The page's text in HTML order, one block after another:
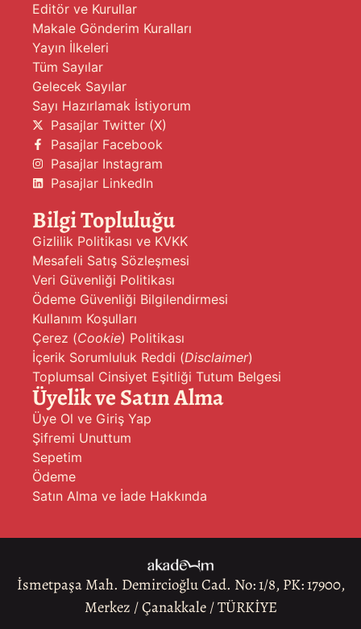
Editör ve Kurullar
Makale Gönderim Kuralları
Yayın İlkeleri
Tüm Sayılar
Gelecek Sayılar
Sayı Hazırlamak İstiyorum
Pasajlar Twitter (X)
Pasajlar Facebook
Pasajlar Instagram
Pasajlar LinkedIn
Bilgi Topluluğu
Gizlilik Politikası ve KVKK
Mesafeli Satış Sözleşmesi
Veri Güvenliği Politikası
Ödeme Güvenliği Bilgilendirmesi
Kullanım Koşulları
Çerez (Cookie) Politikası
İçerik Sorumluluk Reddi (Disclaimer)
Toplumsal Cinsiyet Eşitliği Tutum Belgesi
Üyelik ve Satın Alma
Üye Ol ve Giriş Yap
Şifremi Unuttum
Sepetim
Ödeme
Satın Alma ve İade Hakkında
İsmetpaşa Mah. Demircioğlu Cad. No: 1/8, PK: 17900,
Merkez / Çanakkale / TÜRKİYE